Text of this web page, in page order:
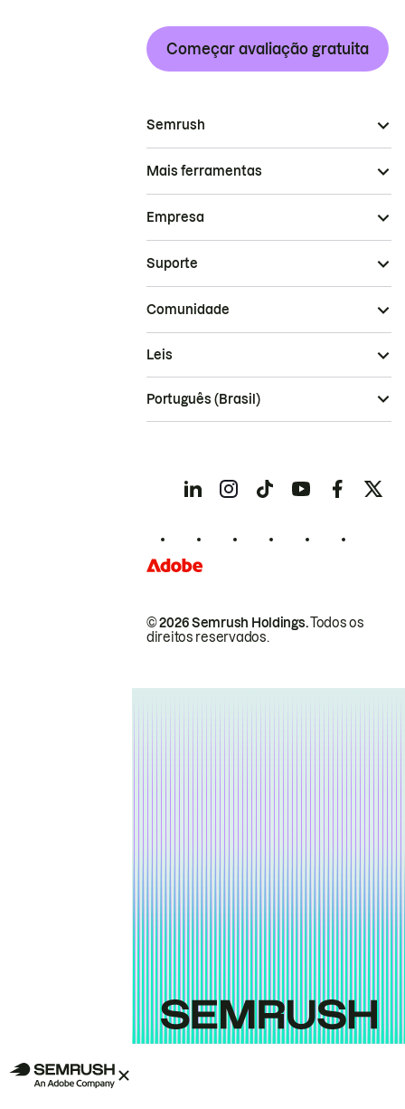
Começar avaliação gratuita
Semrush
Mais ferramentas
Empresa
Suporte
Comunidade
© 2026 Semrush Holdings.Todos os
direitos reservados.
Leis
Português (Brasil)